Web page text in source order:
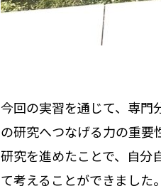
今回の実習を通じて、専門
の研究へつなげる力の重要
研究を進めたことで、自分
て考えることができました